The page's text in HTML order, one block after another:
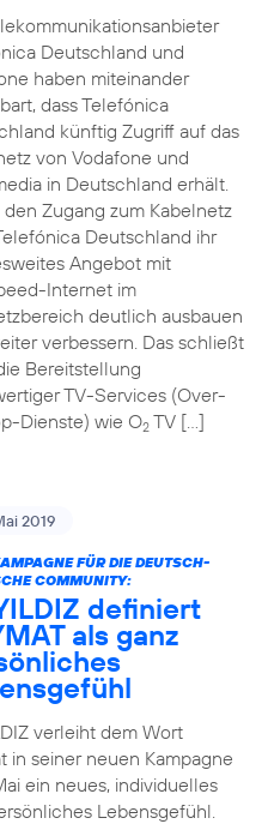
Deutschland und
haben miteinander
dass Telefónica
künftig Zugriff auf das
von Vodafone und
in Deutschland erhält.
Zugang zum Kabelnetz
Deutschland ihr
Angebot mit
Internet im
deutlich ausbauen
verbessern. Das schließt
Bereitstellung
TV-Services (Over-
Dienste) wie O2TV […]
2019
FÜR DIE DEUTSCH-
COMMUNITY:
definiert
als ganz
verleiht dem Wort
in seiner neuen Kampagne
ein neues, individuelles
Lebensgefühl.